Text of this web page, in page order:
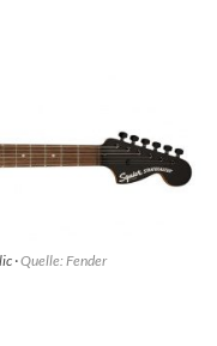
·Quelle: Fender